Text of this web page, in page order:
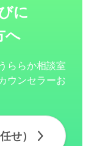
に
へ
ららか相談室
ウンセラーお
せ）